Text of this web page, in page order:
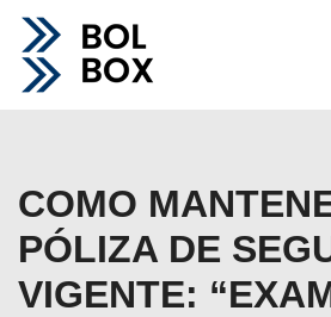
COMO
PÓLIZA DE
VIGENTE: